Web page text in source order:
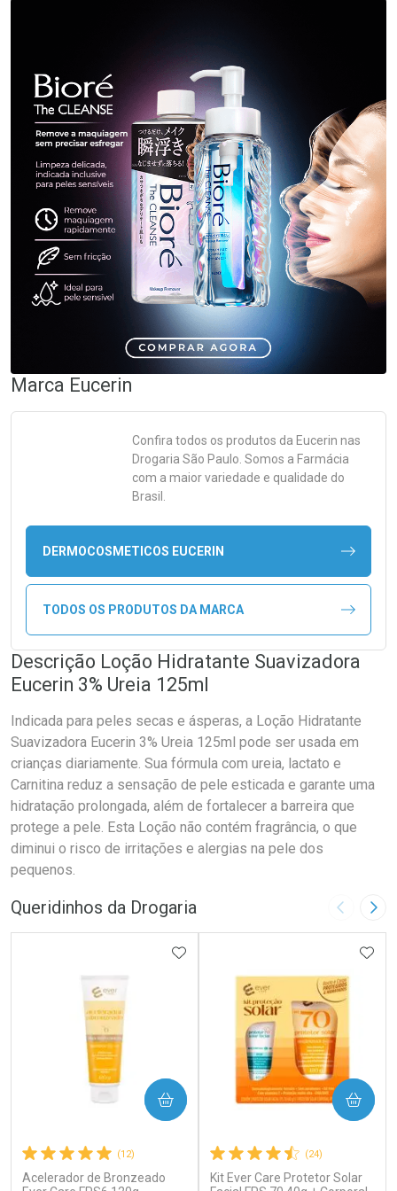
Marca Eucerin
Confira todos os produtos da Eucerin nas
Drogaria São Paulo. Somos a Farmácia
com a maior variedade e qualidade do
Brasil.
DERMOCOSMETICOS EUCERIN
TODOS OS PRODUTOS DA MARCA
Descrição Loção Hidratante Suavizadora
Eucerin 3% Ureia 125ml
Indicada para peles secas e ásperas, a Loção Hidratante
Suavizadora Eucerin 3% Ureia 125ml pode ser usada em
crianças diariamente. Sua fórmula com ureia, lactato e
Carnitina reduz a sensação de pele esticada e garante uma
hidratação prolongada, além de fortalecer a barreira que
protege a pele. Esta Loção não contém fragrância, o que
diminui o risco de irritações e alergias na pele dos
pequenos.
Queridinhos da Drogaria Imagem
(12)
Acelerador de Bronzeado
ADICIONAR AOS FAVORITOS
COMPRAR
(24)
Kit Ever Care Protetor Solar
COMPRAR